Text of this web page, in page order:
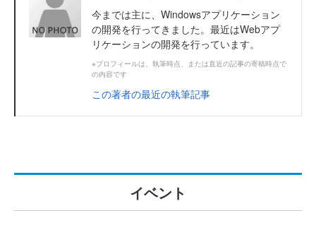
今までは主に、Windowsアプリケーション
の開発を行ってきました。最近はWebアプ
リケーションの開発を行っています。
※プロフィールは、執筆時点、または直近の記事の寄稿時点で
の内容です
この著者の最近の執筆記事
イベント